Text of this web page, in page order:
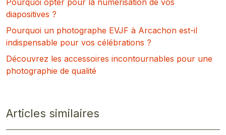
Pourquoi opter pour la numérisation de vos
diapositives ?
Pourquoi un photographe EVJF à Arcachon est-il
indispensable pour vos célébrations ?
Découvrez les accessoires incontournables pour une
photographie de qualité
Articles similaires